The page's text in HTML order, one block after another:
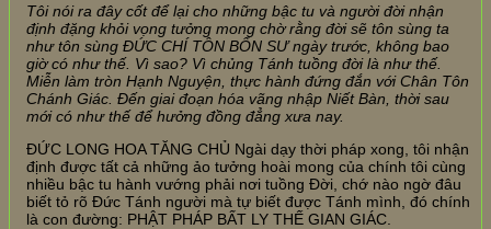
Tôi nói ra đây cốt để lại cho những bậc tu và người đời nhận
định đặng khỏi vọng tưởng mong chờ rằng đời sẽ tôn sùng ta
như tôn sùng ĐỨC CHÍ TÔN BỔN SƯ ngày trước, không bao
giờ có như thế. Vì sao? Vì chủng Tánh tuồng đời là như thế.
Miễn làm tròn Hạnh Nguyện, thực hành đứng đắn với Chân Tôn
Chánh Giác. Đến giai đoạn hóa vãng nhập Niết Bàn, thời sau
mới có như thế để hưởng đồng đẳng xưa nay.
ĐỨC LONG HOA TĂNG CHỦ Ngài dạy thời pháp xong, tôi nhận
định được tất cả những ảo tưởng hoài mong của chính tôi cùng
nhiều bậc tu hành vướng phải nơi tuồng Đời, chớ nào ngờ đâu
biết tỏ rõ Đức Tánh người mà tự biết được Tánh mình, đó chính
là con đường: PHẬT PHÁP BẤT LY THẾ GIAN GIÁC.